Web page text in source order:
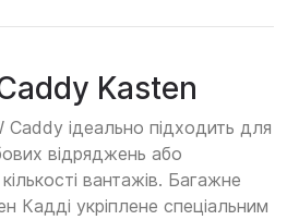
Kasten
ідеально підходить для
відряджень або
вантажів. Багажне
Кадді укріплене спеціальним